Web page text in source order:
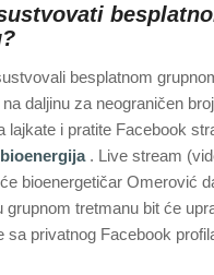
besplatnom
daljinu za neograničen
lajkate i pratite Facebook
. Live stream
bioenergetičar Omerović
grupnom tretmanu bit će
sa privatnog Facebook